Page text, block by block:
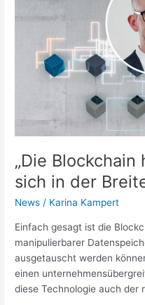
„Die
sich in der
News / Karina Kampert
Einfach gesagt ist die
manipulierbarer
ausgetauscht werden
einen
diese Technologie auch der
das
etablieren.“